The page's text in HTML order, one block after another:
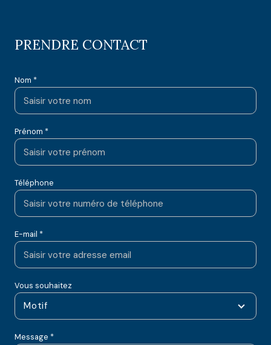
PRENDRE CONTACT
Nom *
Prénom *
Téléphone
E-mail *
Vous souhaitez
Motif
Message *